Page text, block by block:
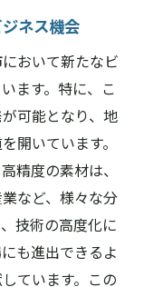
ネス機会
おいて新たなビ
ます。特に、こ
可能となり、地
開いています。
精度の素材は、
など、様々な分
技術の高度化に
も進出できるよ
ています。この